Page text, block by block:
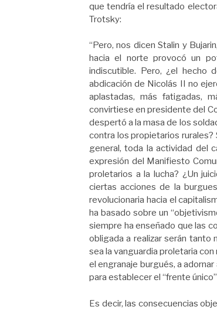
que tendría el resultado
Trotsky:
“Pero, nos dicen Stalin y
hacia el norte provocó un
indiscutible. Pero, ¿el hecho
abdicación de Nicolás II no
aplastadas, más fatigadas,
convirtiese en presidente del
despertó a la masa de los
contra los propietarios rurales?
general, toda la actividad del
expresión del Manifiesto
proletarios a la lucha? ¿Un
ciertas acciones de la
revolucionaria hacia el
ha basado sobre un
siempre ha enseñado que las
obligada a realizar serán tanto
sea la vanguardia proletaria
el engranaje burgués, a
para establecer el “frente
Es decir, las consecuencias